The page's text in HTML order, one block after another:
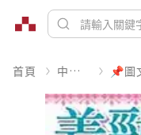
首頁 中文書